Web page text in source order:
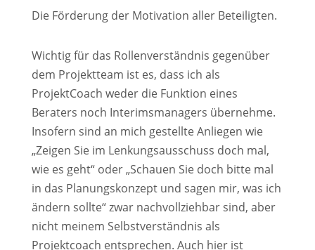
Die Förderung der Motivation aller Beteiligten.
Wichtig für das Rollenverständnis gegenüber
dem Projektteam ist es, dass ich als
ProjektCoach weder die Funktion eines
Beraters noch Interimsmanagers übernehme.
Insofern sind an mich gestellte Anliegen wie
„Zeigen Sie im Lenkungsausschuss doch mal,
wie es geht“ oder „Schauen Sie doch bitte mal
in das Planungskonzept und sagen mir, was ich
ändern sollte“ zwar nachvollziehbar sind, aber
nicht meinem Selbstverständnis als
Projektcoach entsprechen. Auch hier ist